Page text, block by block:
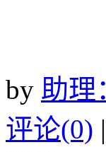
by 助理
评论(0) |